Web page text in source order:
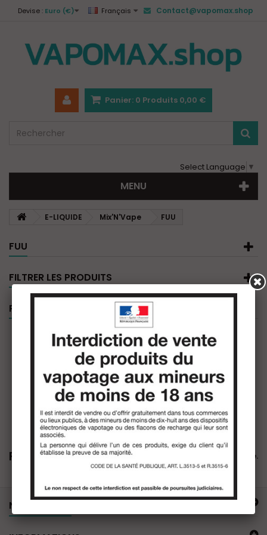
Devise : Euro (€) Français Contact@vapomax.shop
Panier: 0 Produits 0,00 €
Select Language ▼
MENU
E-LIQUIDE Mix'N'Vape FUU
FUU
FILTRER LES PRODUITS
PROMOTIONS
FUU Il n'y a aucun produit dans cette catégorie.
NOTRE OFFRE